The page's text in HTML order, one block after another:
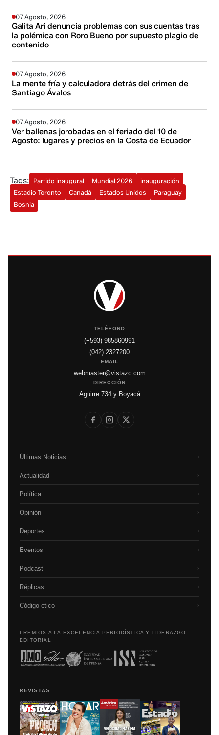
07 Agosto, 2026
Galita Ari denuncia problemas con sus cuentas tras
la polémica con Roro Bueno por supuesto plagio de
contenido
07 Agosto, 2026
La mente fría y calculadora detrás del crimen de
Santiago Ávalos
07 Agosto, 2026
Ver ballenas jorobadas en el feriado del 10 de
Agosto: lugares y precios en la Costa de Ecuador
Tags: Partido inaugural Mundial 2026
inauguración
Estadio Toronto
Canadá Estados Unidos
Paraguay
Bosnia
TELÉFONO
(+593) 985860991
(042) 2327200
EMAIL
webmaster@vistazo.com
DIRECCIÓN
Aguirre 734 y Boyacá
Últimas Noticias ›
Actualidad ›
Política ›
Opinión ›
Deportes ›
Eventos ›
Podcast ›
Réplicas ›
Código etico ›
PREMIOS A LA EXCELENCIA PERIODÍSTICA Y LIDERAZGO
EDITORIAL
REVISTAS